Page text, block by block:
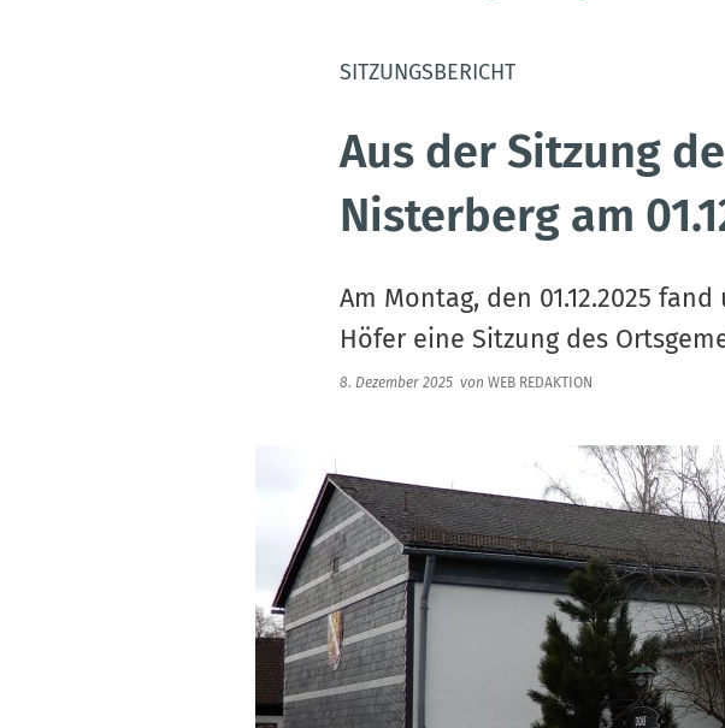
SITZUNGSBERICHT
Aus der Sitzung
Nisterberg am
Am Montag, den 01.12.2025
Höfer eine Sitzung des
8. Dezember 2025 von WEB REDAKTION